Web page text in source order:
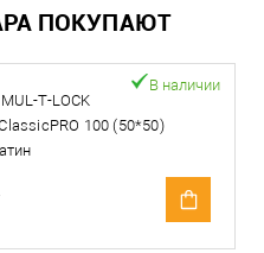
ПОКУПАЮТ
T-LOCK
100 (50*50)
В наличии